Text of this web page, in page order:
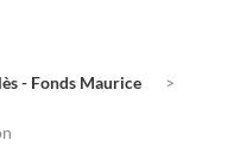
- Fonds Maurice